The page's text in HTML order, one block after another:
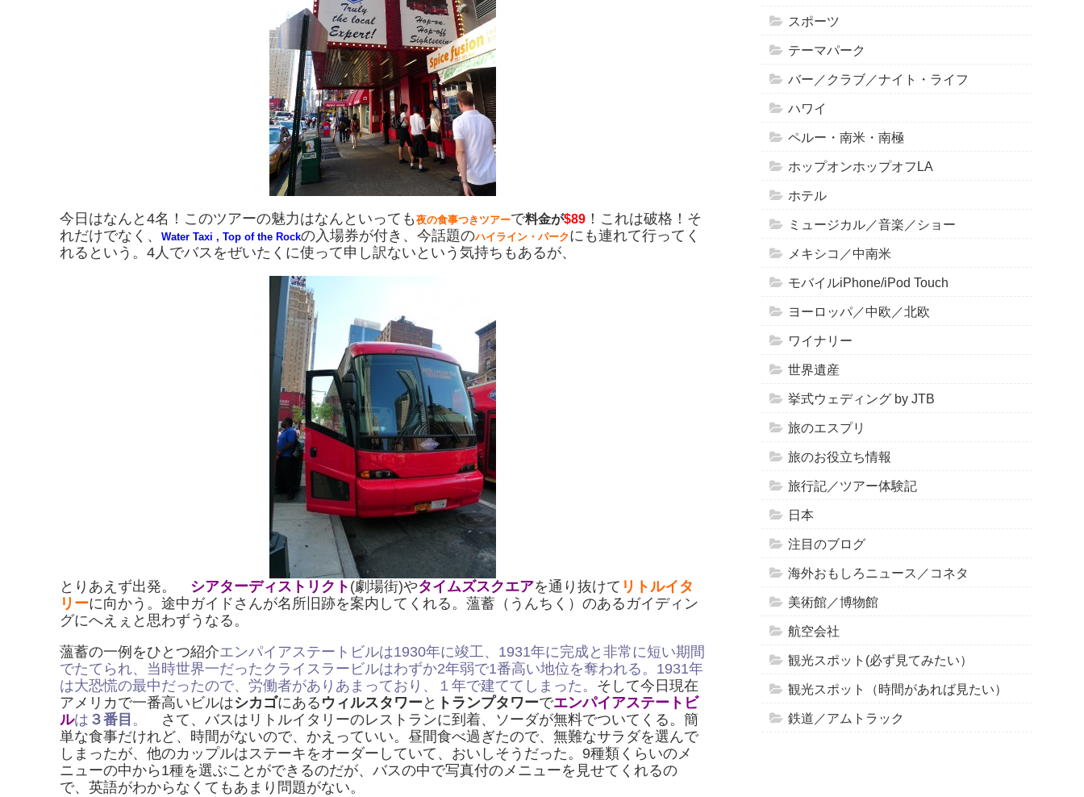
今日はなんと4名！このツアーの魅力はなんといっても 夜の食事つきツアーで料金が$89 ！これは破格！そ
れだけでなく、
Water Taxi , Top of the Rockの入場券が付き、今話題のハイライン・パークにも連れて行ってく
れるという。4人でバスをぜいたくに使って申し訳ないという気持ちもあるが、
とりあえず出発。 シアターディストリクト (劇場街)やタイムズスクエアを通り抜けて リトルイタ
リーに向かう。途中ガイドさんが名所旧跡を案内してくれる。薀蓄（うんちく）のあるガイディン
グにへえぇと思わずうなる。
薀蓄の一例をひとつ紹介エンパイアステートビルは1930年に竣工、1931年に完成と非常に短い期間
でたてられ、当時世界一だったクライスラービルはわずか2年弱で1番高い地位を奪われる。1931年
は大恐慌の最中だったので、労働者がありあまっており、１年で建ててしまった。 そして今日現在
アメリカで一番高いビルはシカゴにある ウィルスタワーと トランプタワーでエンパイアステートビ
ルは ３番目 。 さて、バスはリトルイタリーのレストランに到着、ソーダが無料でついてくる。簡
単な食事だけれど、時間がないので、かえっていい。昼間食べ過ぎたので、無難なサラダを選んで
しまったが、他のカップルはステーキをオーダーしていて、おいしそうだった。9種類くらいのメ
ニューの中から1種を選ぶことができるのだが、バスの中で写真付のメニューを見せてくれるの
で、英語がわからなくてもあまり問題がない。
スポーツ
テーマパーク
バー／クラブ／ナイト・ライフ
ハワイ
ペルー・南米・南極
ホップオンホップオフLA
ホテル
ミュージカル／音楽／ショー
メキシコ／中南米
モバイルiPhone/iPod Touch
ヨーロッパ／中欧／北欧
ワイナリー
世界遺産
挙式ウェディング by JTB
旅のエスプリ
旅のお役立ち情報
旅行記／ツアー体験記
日本
注目のブログ
海外おもしろニュース／コネタ
美術館／博物館
航空会社
観光スポット(必ず見てみたい）
観光スポット（時間があれば見たい）
鉄道／アムトラック